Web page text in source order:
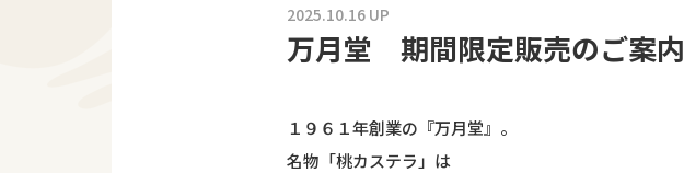
2025.10.16 UP
万月堂 期間限定販売のご案内
１９６１年創業の『万月堂』。
名物「桃カステラ」は